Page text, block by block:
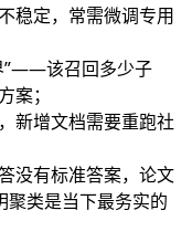
稳定，常需微调专用
”——该召回多少子
；
新增文档需要重跑社
没有标准答案，论文
聚类是当下最务实的